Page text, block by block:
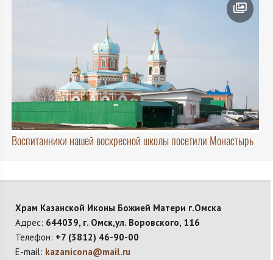
Воспитанники нашей воскресной школы посетили Монастырь
Храм Казанской Иконы Божией Матери г.Омска
Адрес: 644039, г. Омск,ул. Воровского, 116
Телефон: +7 (3812) 46-90-00
E-mail: kazanicona@mail.ru